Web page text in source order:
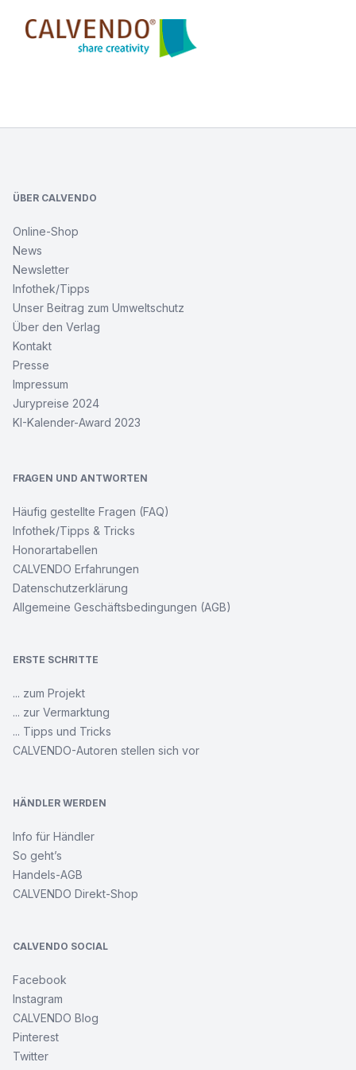
Calvendo
ÜBER CALVENDO
Online-Shop
News
Newsletter
Infothek/Tipps
Unser Beitrag zum Umweltschutz
Über den Verlag
Kontakt
Presse
Impressum
Jurypreise 2024
KI-Kalender-Award 2023
FRAGEN UND ANTWORTEN
Häufig gestellte Fragen (FAQ)
Infothek/Tipps & Tricks
Honorartabellen
CALVENDO Erfahrungen
Datenschutzerklärung
Allgemeine Geschäftsbedingungen (AGB)
ERSTE SCHRITTE
... zum Projekt
... zur Vermarktung
... Tipps und Tricks
CALVENDO-Autoren stellen sich vor
HÄNDLER WERDEN
Info für Händler
So geht’s
Handels-AGB
CALVENDO Direkt-Shop
CALVENDO SOCIAL
Facebook
Instagram
CALVENDO Blog
Pinterest
Twitter